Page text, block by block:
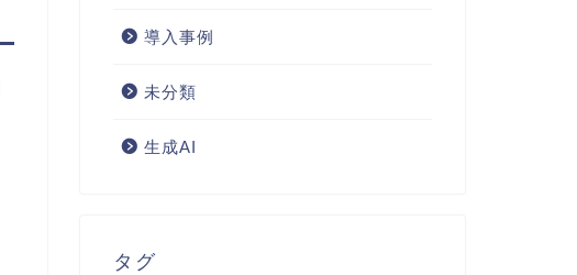
導入事例
未分類
生成AI
タグ